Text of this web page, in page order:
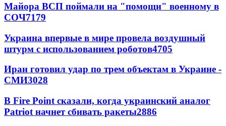
Майора ВСП поймали на "помощи" военному в
СОЧ7179
Украина впервые в мире провела воздушный
штурм с использованием роботов4705
Иран готовил удар по трем объектам в Украине -
СМИ3028
В Fire Point сказали, когда украинский аналог
Patriot начнет сбивать ракеты2886